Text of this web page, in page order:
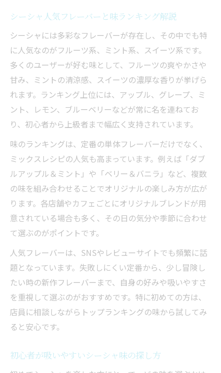
シーシャ人気フレーバーと味ランキング解説
シーシャには多彩なフレーバーが存在し、その中でも特
に人気なのがフルーツ系、ミント系、スイーツ系です。
多くのユーザーが好む味として、フルーツの爽やかさや
甘み、ミントの清涼感、スイーツの濃厚な香りが挙げら
れます。ランキング上位には、アップル、グレープ、ミ
ント、レモン、ブルーベリーなどが常に名を連ねてお
り、初心者から上級者まで幅広く支持されています。
味のランキングは、定番の単体フレーバーだけでなく、
ミックスレシピの人気も高まっています。例えば「ダブ
ルアップル＆ミント」や「ベリー＆バニラ」など、複数
の味を組み合わせることでオリジナルの楽しみ方が広が
ります。各店舗やカフェごとにオリジナルブレンドが用
意されている場合も多く、その日の気分や季節に合わせ
て選ぶのがポイントです。
人気フレーバーは、SNSやレビューサイトでも頻繁に話
題となっています。失敗しにくい定番から、少し冒険し
たい時の新作フレーバーまで、自身の好みや吸いやすさ
を重視して選ぶのがおすすめです。特に初めての方は、
店員に相談しながらトップランキングの味から試してみ
ると安心です。
初心者が吸いやすいシーシャ味の探し方